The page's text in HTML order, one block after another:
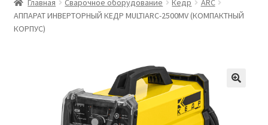
Категории
Мой аккаунт
Главная Сварочное оборудование Кедр
ARC
АППАРАТ ИНВЕРТОРНЫЙ КЕДР MULTIARC-2500MV (КОМПАКТНЫЙ
КОРПУС)